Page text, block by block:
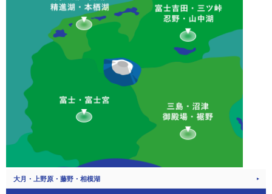
大月・上野原・藤野・相模湖